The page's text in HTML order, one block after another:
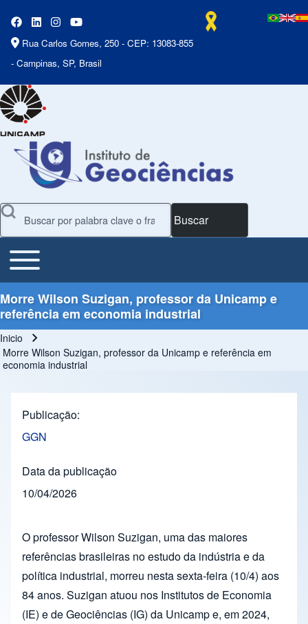
Rua Carlos Gomes, 250 - CEP: 13083-855
- Campinas, SP, Brasil
Buscar
Main Menu
Toggle main menu
Morre Wilson Suzigan, professor da Unicamp e
referência em economia industrial
Ruta de navegación
Inicio
Morre Wilson Suzigan, professor da Unicamp e referência em
economia industrial
Publicação
GGN
Data da publicação
10/04/2026
O professor Wilson Suzigan, uma das maiores
referências brasileiras no estudo da indústria e da
política industrial, morreu nesta sexta-feira (10/4) aos
84 anos. Suzigan atuou nos Institutos de Economia
(IE) e de Geociências (IG) da Unicamp e, em 2024,